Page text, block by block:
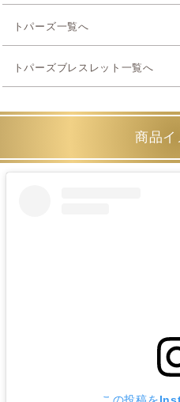
トパーズ一覧へ
トパーズブレスレット一覧へ
商品イ